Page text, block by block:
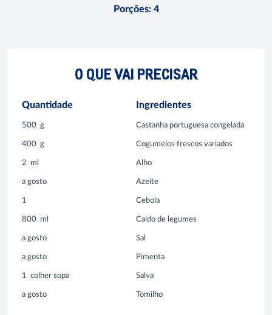
Porções: 4
O QUE VAI PRECISAR
Quantidade Ingredientes
500 g Castanha portuguesa congelada
400 g Cogumelos frescos variados
2 ml Alho
a gosto Azeite
1 Cebola
800 ml Caldo de legumes
a gosto Sal
a gosto Pimenta
1 colher sopa Salva
a gosto Tomilho